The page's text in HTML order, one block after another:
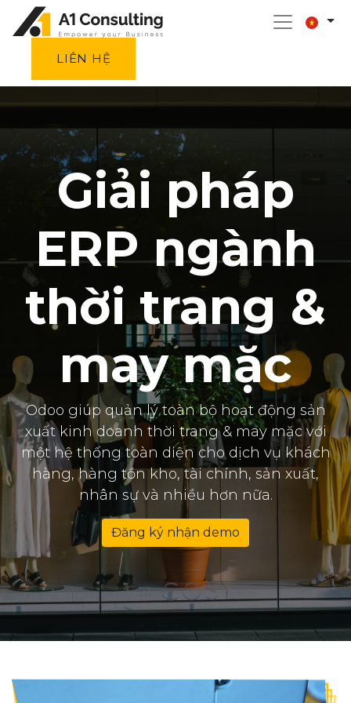
LIÊN HỆ
Giải pháp
ERP ngành
thời trang &
may mặc
Odoo giúp quản lý toàn bộ hoạt động sản
xuất kinh doanh thời trang & may mặc với
một hệ thống toàn diện cho dịch vụ khách
hàng, hàng tồn kho, tài chính, sản xuất,
nhân sự và nhiều hơn nữa.
Đăng ký nhận demo